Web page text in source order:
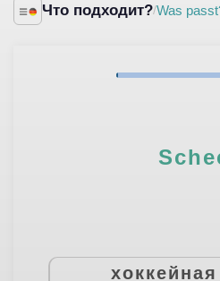
Что подходит?/Was